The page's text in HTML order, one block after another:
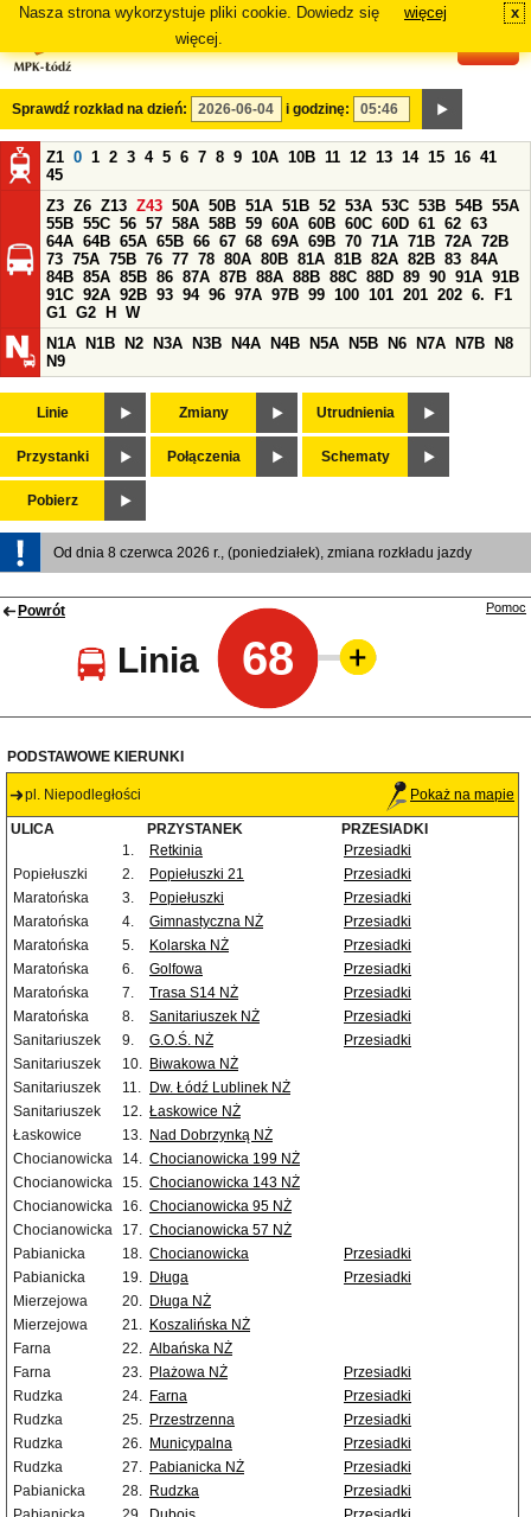
Nasza strona wykorzystuje pliki cookie. Dowiedz się
więcej.
więcej x
Sprawdź rozkład na dzień: i godzinę:
Z1 0 1 2 3 4 5 6 7 8 9 10A 10B 11 12 13 14 15 16 41
45
Z3 Z6 Z13 Z43 50A 50B 51A 51B 52 53A 53C 53B 54B 55A
55B 55C 56 57 58A 58B 59 60A 60B 60C 60D 61 62 63
64A 64B 65A 65B 66 67 68 69A 69B 70 71A 71B 72A 72B
73 75A 75B 76 77 78 80A 80B 81A 81B 82A 82B 83 84A
84B 85A 85B 86 87A 87B 88A 88B 88C 88D 89 90 91A 91B
91C 92A 92B 93 94 96 97A 97B 99 100 101 201 202 6.
F1
G1 G2 H
W
N1A
N1B N2 N3A N3B N4A N4B N5A N5B N6 N7A N7B
N8
N9
Linie Zmiany Utrudnienia
Przystanki Połączenia Schematy
Pobierz
Od dnia 8 czerwca 2026 r., (poniedziałek), zmiana rozkładu jazdy
Powrót
Linia 68
Pomoc
PODSTAWOWE KIERUNKI
pl. Niepodległości Pokaż na mapie
ULICA PRZYSTANEK
PRZESIADKI
1.
Retkinia
Przesiadki
Popiełuszki
2. Popiełuszki 21
Przesiadki
Maratońska
3. Popiełuszki
Przesiadki
Maratońska
4. Gimnastyczna NŻ
Przesiadki
Maratońska
5. Kolarska NŻ
Przesiadki
Maratońska
6. Golfowa
Przesiadki
Maratońska
7. Trasa S14 NŻ
Przesiadki
Maratońska
8. Sanitariuszek NŻ
Przesiadki
Sanitariuszek
9. G.O.Ś. NŻ
Przesiadki
Sanitariuszek
10. Biwakowa NŻ
Sanitariuszek
11.
Dw. Łódź Lublinek NŻ
Sanitariuszek
12. Łaskowice NŻ
Łaskowice
13. Nad Dobrzynką NŻ
Chocianowicka
14. Chocianowicka 199 NŻ
Chocianowicka
15. Chocianowicka 143 NŻ
Chocianowicka
16. Chocianowicka 95 NŻ
Chocianowicka
17. Chocianowicka 57 NŻ
Pabianicka
18. Chocianowicka
Przesiadki
Pabianicka
19. Długa
Przesiadki
Mierzejowa
20. Długa NŻ
Mierzejowa
21. Koszalińska NŻ
Farna
22. Albańska NŻ
Farna
23. Plażowa NŻ
Przesiadki
Rudzka
24. Farna
Przesiadki
Rudzka
25. Przestrzenna
Przesiadki
Rudzka
26. Municypalna
Przesiadki
Rudzka
27. Pabianicka NŻ
Przesiadki
Pabianicka
28. Rudzka
Przesiadki